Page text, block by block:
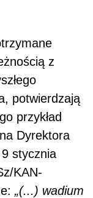
z
potwierdzają
przykład
Dyrektora
stycznia
KAN-
„(...) wadium